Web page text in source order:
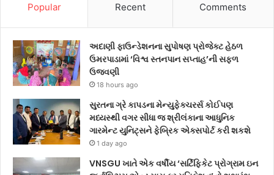
Popular Recent Comments
અદાણી ફાઉન્ડેશનના સુપોષણ પ્રોજેક્ટ હેઠળ
ઉમરપાડામાં ‘વિશ્વ સ્તનપાન સપ્તાહ’ની સફળ
ઉજવણી
18 hours ago
સુરતના ગ્રે કાપડના મેન્યુફેક્ચરર્સ કોઈપણ
મધ્યસ્થી વગર સીધા જ શ્રીલંકાના આધુનિક
ગારમેન્ટ યુનિટ્સને ફેબ્રિક એક્સપોર્ટ કરી શકશે
1 day ago
VNSGU ખાતે એક વર્ષીય ‘સર્ટિફિકેટ પ્રોગ્રામ ઇન